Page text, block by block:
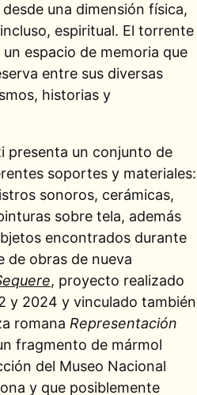
desde una dimensión física,
espiritual. El torrente
espacio de memoria que
entre sus diversas
historias y
presenta un conjunto de
soportes y materiales:
sonoros, cerámicas,
sobre tela, además
encontrados durante
de obras de nueva
, proyecto realizado
y 2024 y vinculado también
romana Representación
fragmento de mármol
del Museo Nacional
y que posiblemente